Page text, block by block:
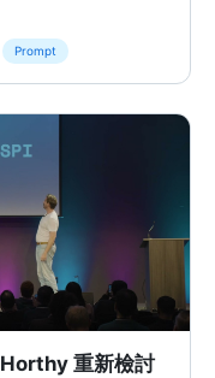
Prompt
重新檢討